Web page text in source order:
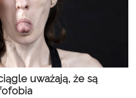
uważają, że są